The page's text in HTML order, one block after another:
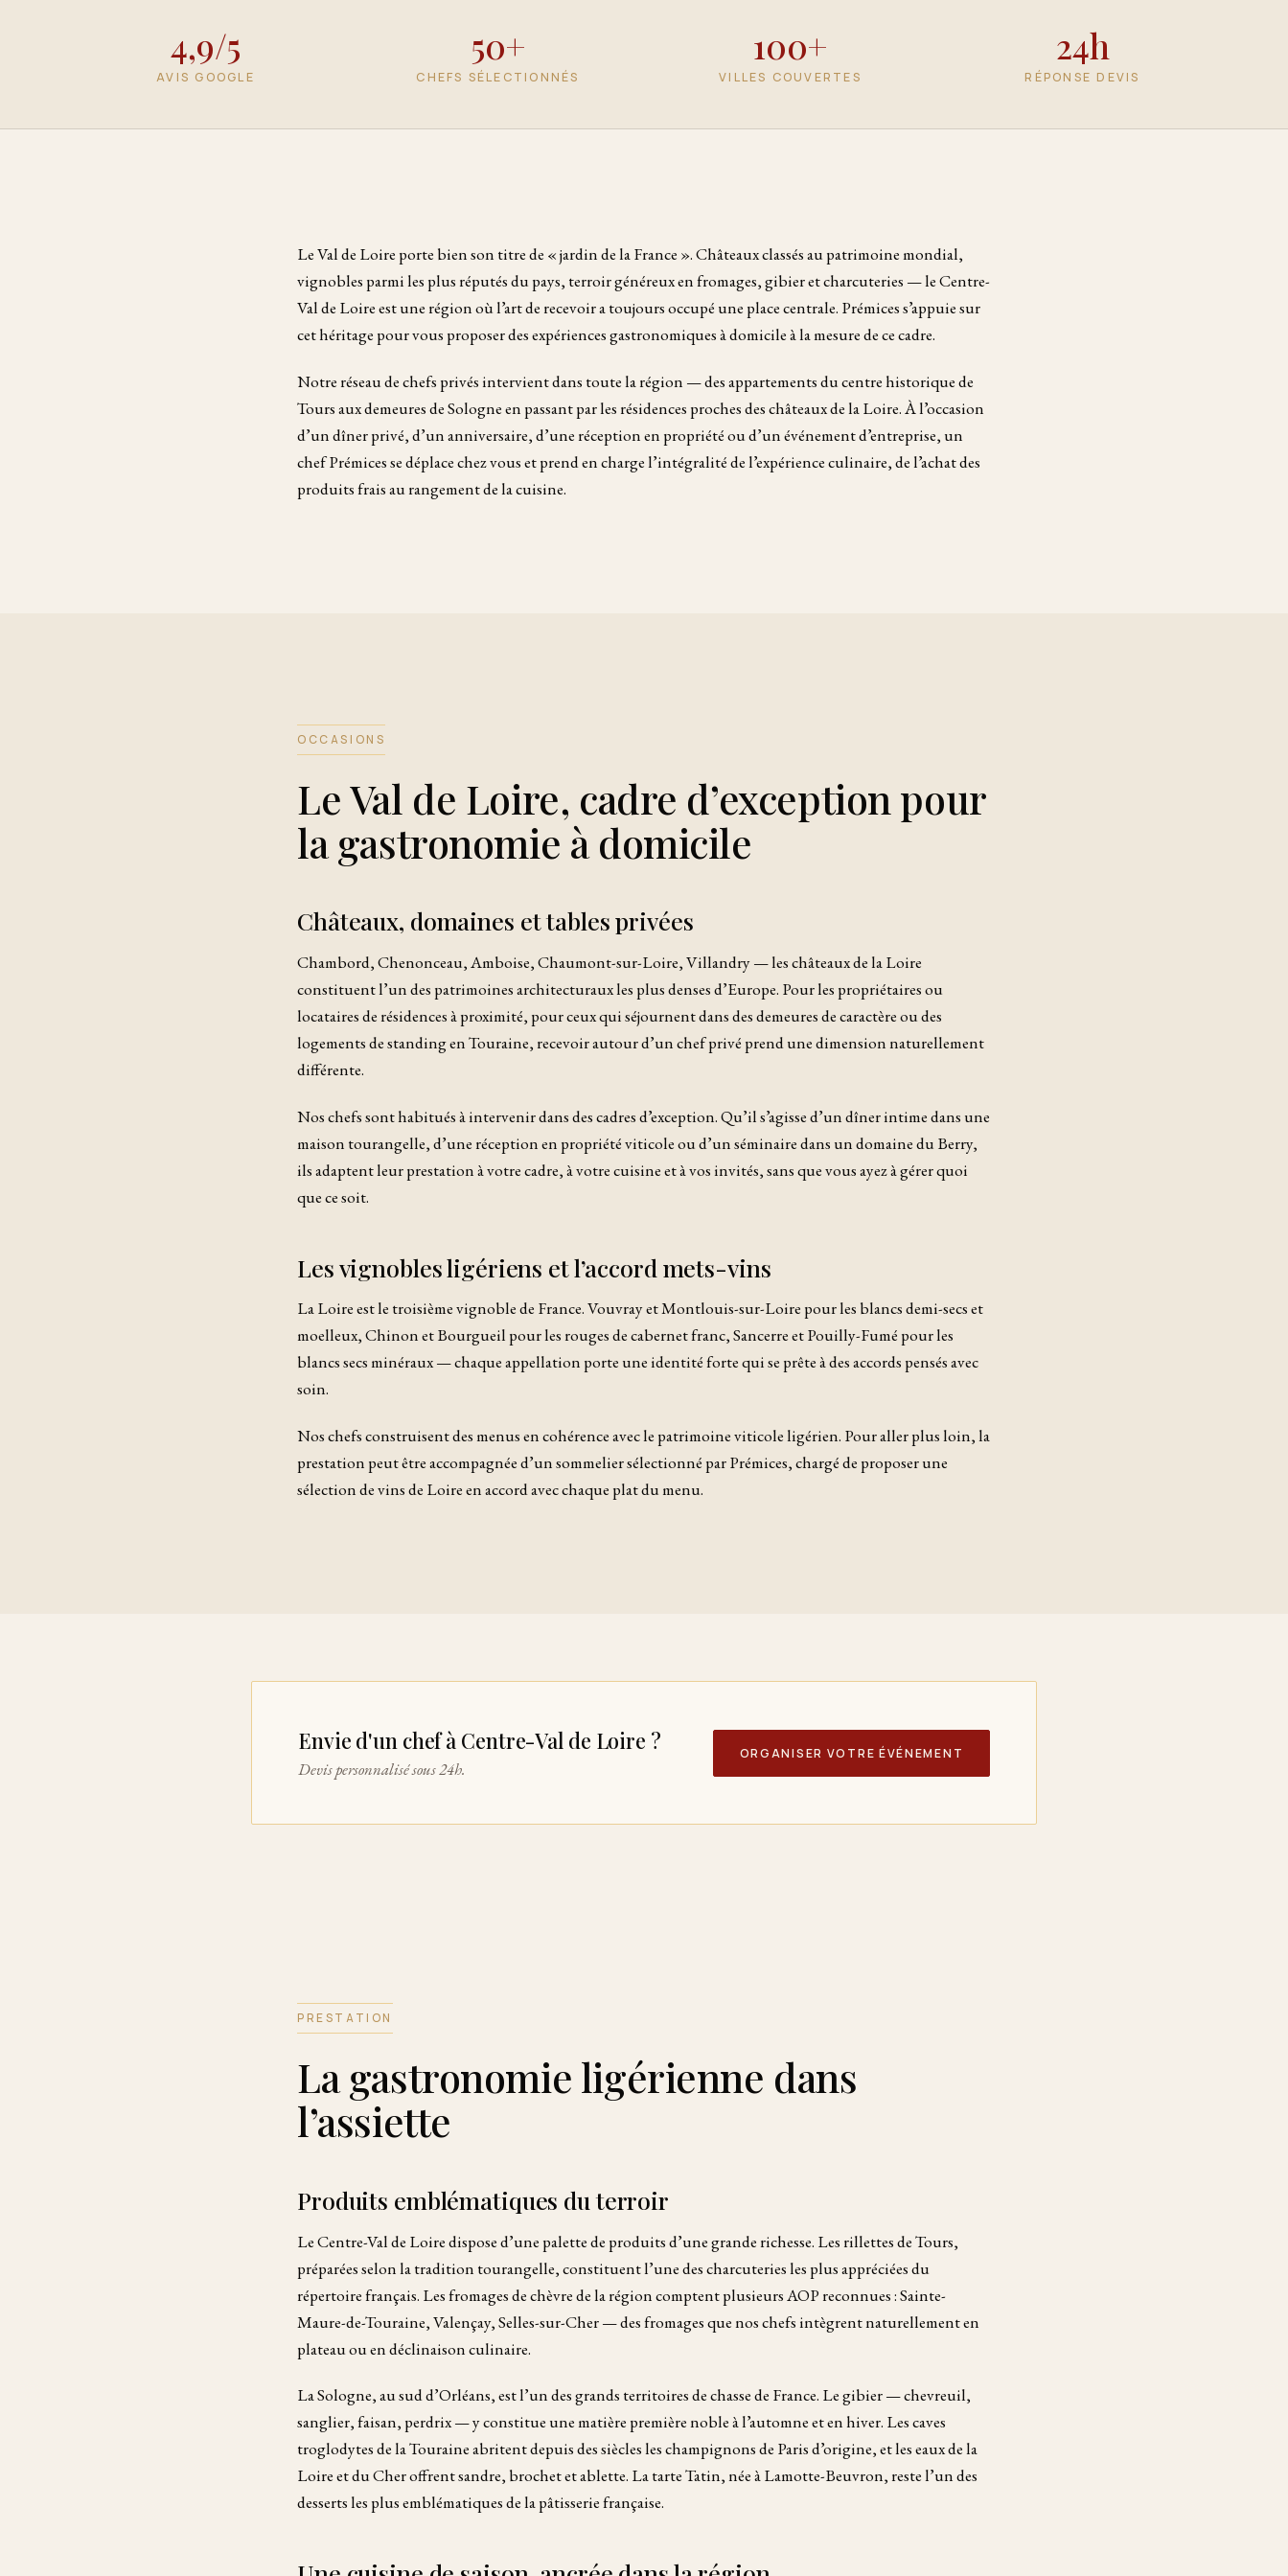
4,9/5
AVIS GOOGLE
50+
CHEFS SÉLECTIONNÉS
100+
VILLES COUVERTES
24h
RÉPONSE DEVIS
Le Val de Loire porte bien son titre de « jardin de la France ». Châteaux classés au patrimoine mondial,
vignobles parmi les plus réputés du pays, terroir généreux en fromages, gibier et charcuteries — le Centre-
Val de Loire est une région où l’art de recevoir a toujours occupé une place centrale. Prémices s’appuie sur
cet héritage pour vous proposer des expériences gastronomiques à domicile à la mesure de ce cadre.
Notre réseau de chefs privés intervient dans toute la région — des appartements du centre historique de
Tours aux demeures de Sologne en passant par les résidences proches des châteaux de la Loire. À l’occasion
d’un dîner privé, d’un anniversaire, d’une réception en propriété ou d’un événement d’entreprise, un
chef Prémices se déplace chez vous et prend en charge l’intégralité de l’expérience culinaire, de l’achat des
produits frais au rangement de la cuisine.
OCCASIONS
Le Val de Loire, cadre d’exception pour
la gastronomie à domicile
Châteaux, domaines et tables privées
Chambord, Chenonceau, Amboise, Chaumont-sur-Loire, Villandry — les châteaux de la Loire
constituent l’un des patrimoines architecturaux les plus denses d’Europe. Pour les propriétaires ou
locataires de résidences à proximité, pour ceux qui séjournent dans des demeures de caractère ou des
logements de standing en Touraine, recevoir autour d’un chef privé prend une dimension naturellement
différente.
Nos chefs sont habitués à intervenir dans des cadres d’exception. Qu’il s’agisse d’un dîner intime dans une
maison tourangelle, d’une réception en propriété viticole ou d’un séminaire dans un domaine du Berry,
ils adaptent leur prestation à votre cadre, à votre cuisine et à vos invités, sans que vous ayez à gérer quoi
que ce soit.
Les vignobles ligériens et l’accord mets-vins
La Loire est le troisième vignoble de France. Vouvray et Montlouis-sur-Loire pour les blancs demi-secs et
moelleux, Chinon et Bourgueil pour les rouges de cabernet franc, Sancerre et Pouilly-Fumé pour les
blancs secs minéraux — chaque appellation porte une identité forte qui se prête à des accords pensés avec
soin.
Nos chefs construisent des menus en cohérence avec le patrimoine viticole ligérien. Pour aller plus loin, la
prestation peut être accompagnée d’un sommelier sélectionné par Prémices, chargé de proposer une
sélection de vins de Loire en accord avec chaque plat du menu.
Envie d'un chef à Centre-Val de Loire ?
Devis personnalisé sous 24h.
ORGANISER VOTRE ÉVÉNEMENT
PRESTATION
La gastronomie ligérienne dans
l’assiette
Produits emblématiques du terroir
Le Centre-Val de Loire dispose d’une palette de produits d’une grande richesse. Les rillettes de Tours,
préparées selon la tradition tourangelle, constituent l’une des charcuteries les plus appréciées du
répertoire français. Les fromages de chèvre de la région comptent plusieurs AOP reconnues : Sainte-
Maure-de-Touraine, Valençay, Selles-sur-Cher — des fromages que nos chefs intègrent naturellement en
plateau ou en déclinaison culinaire.
La Sologne, au sud d’Orléans, est l’un des grands territoires de chasse de France. Le gibier — chevreuil,
sanglier, faisan, perdrix — y constitue une matière première noble à l’automne et en hiver. Les caves
troglodytes de la Touraine abritent depuis des siècles les champignons de Paris d’origine, et les eaux de la
Loire et du Cher offrent sandre, brochet et ablette. La tarte Tatin, née à Lamotte-Beuvron, reste l’un des
desserts les plus emblématiques de la pâtisserie française.